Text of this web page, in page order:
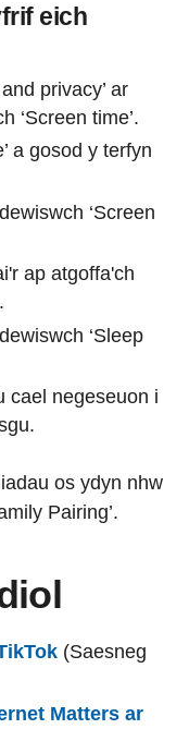
eich
privacy’ ar
‘Screen time’.
a gosod y terfyn
‘Screen
ap atgoffa'ch
‘Sleep
cael negeseuon i
os ydyn nhw
Pairing’.
(Saesneg
Matters ar